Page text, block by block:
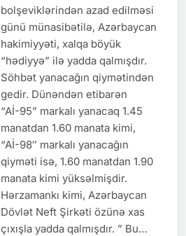
bolşeviklərindən azad edilməsi
günü münasibətilə, Azərbaycan
hakimiyyəti, xalqa böyük
“hədiyyə” ilə yadda qalmışdır.
Söhbət yanacağın qiymətindən
gedir. Dünəndən etibarən
“Aİ-95” markalı yanacaq 1.45
manatdan 1.60 manata kimi,
“Aİ-98″ markalı yanacağın
qiyməti isə, 1.60 manatdan 1.90
manata kimi yüksəlmişdir.
Hərzamankı kimi, Azərbaycan
Dövlət Neft Şirkəti özünə xas
çıxışla yadda qalmışdır. ” Bu…